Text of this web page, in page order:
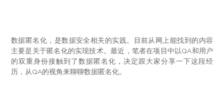
数据匿名化，是数据安全相关的实践。目前从网上能找到的内容
主要是关于匿名化的实现技术。最近，笔者在项目中以QA和用户
的双重身份接触到了数据匿名化，决定跟大家分享一下这段经
历，从QA的视角来聊聊数据匿名化。